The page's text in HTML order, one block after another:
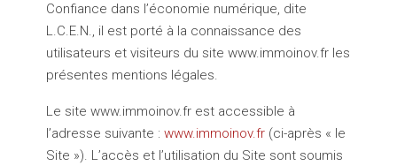
Confiance dans l’économie numérique, dite
L.C.E.N., il est porté à la connaissance des
utilisateurs et visiteurs du site www.immoinov.fr les
présentes mentions légales.
Le site www.immoinov.fr est accessible à
l’adresse suivante : www.immoinov.fr (ci-après « le
Site »). L’accès et l’utilisation du Site sont soumis